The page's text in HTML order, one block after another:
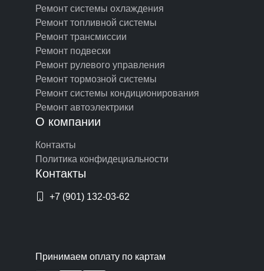
Ремонт системы охлаждения
Ремонт топливной системы
Ремонт трансмиссии
Ремонт подвески
Ремонт рулевого управления
Ремонт тормозной системы
Ремонт системы кондиционирования
Ремонт автоэлектрики
О компании
Контакты
Политика конфидециальности
Контакты
+7 (901) 132-03-62
Принимаем оплату по картам